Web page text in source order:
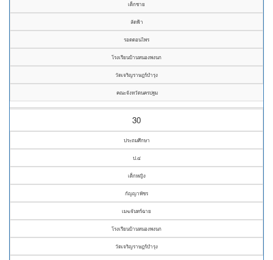
เด็กชาย
ลัดฟ้า
รอดดอนไพร
โรงเรียนบ้านหนองพงนก
วัดเจริญราษฎร์บำรุง
คณะจังหวัดนครปฐม
30
ประถมศึกษา
ป.๔
เด็กหญิง
กัญญาพัชร
เมฆจันทร์ฉาย
โรงเรียนบ้านหนองพงนก
วัดเจริญราษฎร์บำรุง